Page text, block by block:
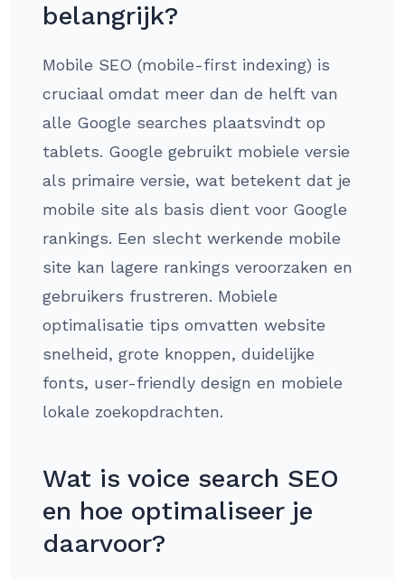
belangrijk?
Mobile SEO (mobile-first indexing) is
cruciaal omdat meer dan de helft van
alle Google searches plaatsvindt op
tablets. Google gebruikt mobiele versie
als primaire versie, wat betekent dat je
mobile site als basis dient voor Google
rankings. Een slecht werkende mobile
site kan lagere rankings veroorzaken en
gebruikers frustreren. Mobiele
optimalisatie tips omvatten website
snelheid, grote knoppen, duidelijke
fonts, user-friendly design en mobiele
lokale zoekopdrachten.
Wat is voice search SEO
en hoe optimaliseer je
daarvoor?